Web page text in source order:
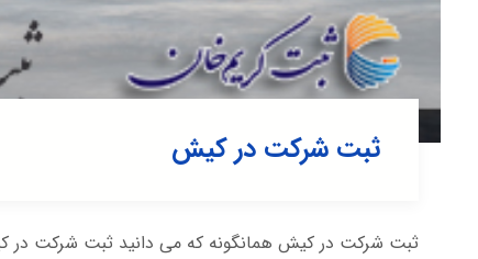
ثبت شرکت در کیش
ثبت شرکت در کیش همانگونه که می دانید ثبت شرکت در